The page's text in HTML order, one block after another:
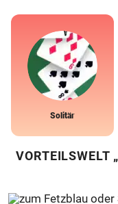
Solitär
VORTEILSWELT